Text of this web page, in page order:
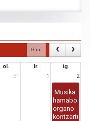
Gaur
ol. lr.
ig.
31 1 2
Musika
organo
kontzertua